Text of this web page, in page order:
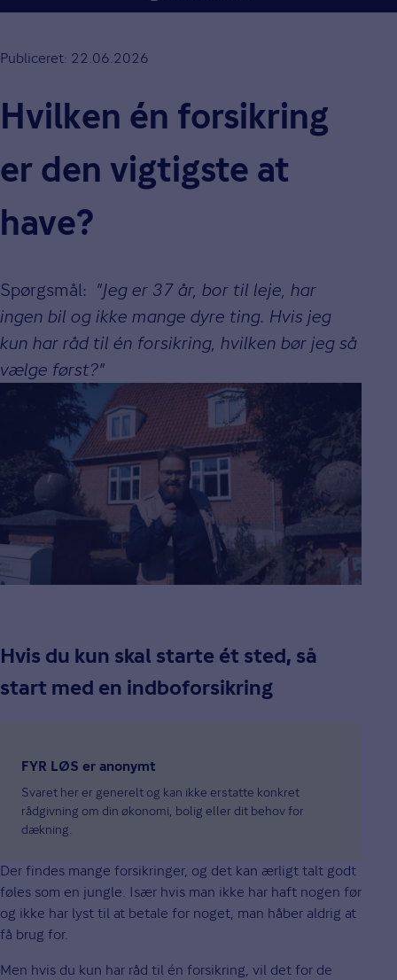
Publiceret: 22.06.2026
Hvilken én forsikring
er den vigtigste at
have?
Spørgsmål: "Jeg er 37 år, bor til leje, har
ingen bil og ikke mange dyre ting. Hvis jeg
kun har råd til én forsikring, hvilken bør jeg så
vælge først?"
Hvis du kun skal starte ét sted, så
start med en indboforsikring
FYR LØS er anonymt
Svaret her er generelt og kan ikke erstatte konkret
rådgivning om din økonomi, bolig eller dit behov for
dækning.
Der findes mange forsikringer, og det kan ærligt talt godt
føles som en jungle. Især hvis man ikke har haft nogen før
og ikke har lyst til at betale for noget, man håber aldrig at
få brug for.
Men hvis du kun har råd til én forsikring, vil det for de